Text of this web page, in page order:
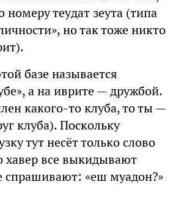
номеру теудат зеута (типа
но так тоже никто
базе называется
а на иврите — дружбой.
какого-то клуба, то ты —
клуба). Поскольку
тут несёт только слово
хавер все выкидывают
спрашивают: «еш муадон?»